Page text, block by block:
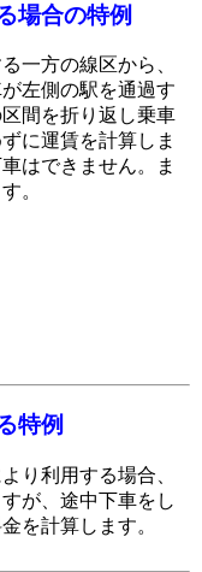
場合の特例
一方の線区から、
左側の駅を通過す
間を折り返し乗車
に運賃を計算しま
はできません。ま
。
特例
り利用する場合、
が、途中下車をし
を計算します。